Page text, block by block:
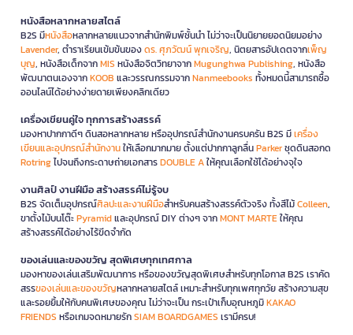
หนังสือหลากหลายสไตล์
B2S มีหนังสือหลากหลายแนวจากสำนักพิมพ์ชั้นนำ ไม่ว่าจะเป็นนิยายยอดนิยมอย่าง
Lavender, ตำราเรียนเข้มข้นของดร. ศุภวัฒน์ พุกเจริญ, นิตยสารอัปเดตจากเพ็ญ
บุญ, หนังสือเด็กจากMIS หนังสือจิตวิทยาจากMugunghwa Publishing, หนังสือ
พัฒนาตนเองจากKOOB และวรรณกรรมจากNanmeebooks ทั้งหมดนี้สามารถซื้อ
ออนไลน์ได้อย่างง่ายดายเพียงคลิกเดียว
เครื่องเขียนคู่ใจ ทุกการสร้างสรรค์
มองหาปากกาดีๆ ดินสอหลากหลาย หรืออุปกรณ์สำนักงานครบครัน B2S มีเครื่อง
เขียนและอุปกรณ์สำนักงานให้เลือกมากมาย ตั้งแต่ปากกาลูกลื่นParkerชุดดินสอกด
Rotringไปจนถึงกระดาษถ่ายเอกสารDOUBLE Aให้คุณเลือกใช้ได้อย่างจุใจ
งานศิลป์ งานฝีมือ สร้างสรรค์ไม่รู้จบ
B2S จัดเต็มอุปกรณ์ศิลปะและงานฝีมือสำหรับคนสร้างสรรค์ตัวจริง ทั้งสีไม้Colleen,
ขาตั้งไม้บนโต๊ะPyramidและอุปกรณ์ DIY ต่างๆ จากMONT MARTEให้คุณ
สร้างสรรค์ได้อย่างไร้ขีดจำกัด
ของเล่นและของขวัญ สุดพิเศษทุกเทศกาล
มองหาของเล่นเสริมพัฒนาการ หรือของขวัญสุดพิเศษสำหรับทุกโอกาส B2S เราคัด
สรรของเล่นและของขวัญหลากหลายสไตล์ เหมาะสำหรับทุกเพศทุกวัย สร้างความสุข
และรอยยิ้มให้กับคนพิเศษของคุณ ไม่ว่าจะเป็น กระเป๋าเก็บอุณหภูมิKAKAO
FRIENDS หรือเกมจดหมายรักSIAM BOARDGAMES เรามีครบ!